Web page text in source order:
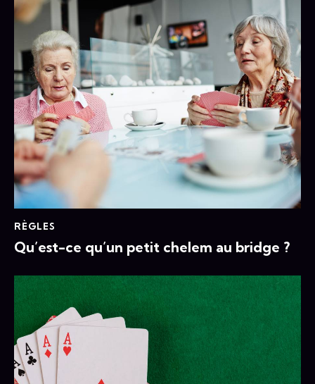
RÈGLES
Qu’est-ce qu’un petit chelem au bridge ?